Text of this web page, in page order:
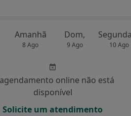
Amanhã
8 Ago
Dom,
9 Ago 10 Ago
online não está
disponível
Solicite um atendimento